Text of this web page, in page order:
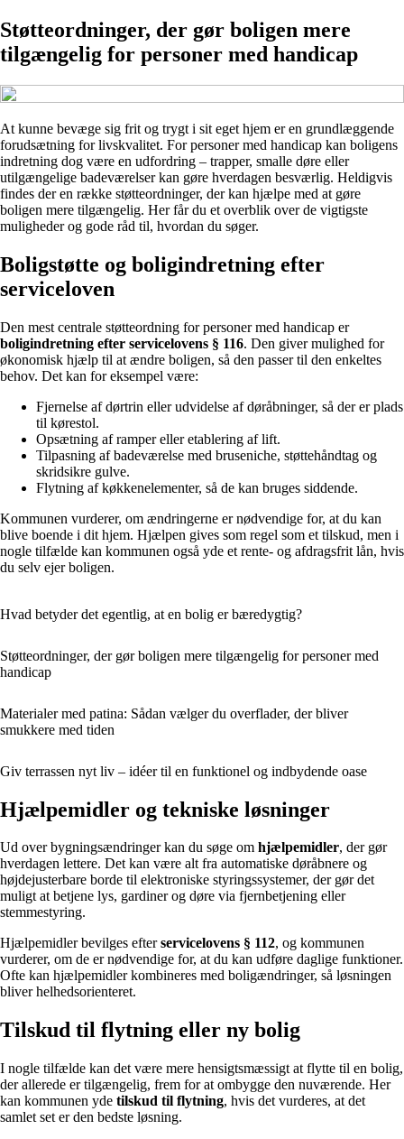
Støtteordninger, der gør boligen mere
tilgængelig for personer med handicap
At kunne bevæge sig frit og trygt i sit eget hjem er en grundlæggende
forudsætning for livskvalitet. For personer med handicap kan boligens
indretning dog være en udfordring – trapper, smalle døre eller
utilgængelige badeværelser kan gøre hverdagen besværlig. Heldigvis
findes der en række støtteordninger, der kan hjælpe med at gøre
boligen mere tilgængelig. Her får du et overblik over de vigtigste
muligheder og gode råd til, hvordan du søger.
Boligstøtte og boligindretning efter
serviceloven
Den mest centrale støtteordning for personer med handicap er
boligindretning efter servicelovens § 116. Den giver mulighed for
økonomisk hjælp til at ændre boligen, så den passer til den enkeltes
behov. Det kan for eksempel være:
Fjernelse af dørtrin eller udvidelse af døråbninger, så der er plads
til kørestol.
Opsætning af ramper eller etablering af lift.
Tilpasning af badeværelse med bruseniche, støttehåndtag og
skridsikre gulve.
Flytning af køkkenelementer, så de kan bruges siddende.
Kommunen vurderer, om ændringerne er nødvendige for, at du kan
blive boende i dit hjem. Hjælpen gives som regel som et tilskud, men i
nogle tilfælde kan kommunen også yde et rente- og afdragsfrit lån, hvis
du selv ejer boligen.
Hvad betyder det egentlig, at en bolig er bæredygtig?
Støtteordninger, der gør boligen mere tilgængelig for personer med
handicap
Materialer med patina: Sådan vælger du overflader, der bliver
smukkere med tiden
Giv terrassen nyt liv – idéer til en funktionel og indbydende oase
Hjælpemidler og tekniske løsninger
Ud over bygningsændringer kan du søge om hjælpemidler, der gør
hverdagen lettere. Det kan være alt fra automatiske døråbnere og
højdejusterbare borde til elektroniske styringssystemer, der gør det
muligt at betjene lys, gardiner og døre via fjernbetjening eller
stemmestyring.
Hjælpemidler bevilges efterservicelovens § 112, og kommunen
vurderer, om de er nødvendige for, at du kan udføre daglige funktioner.
Ofte kan hjælpemidler kombineres med boligændringer, så løsningen
bliver helhedsorienteret.
Tilskud til flytning eller ny bolig
I nogle tilfælde kan det være mere hensigtsmæssigt at flytte til en bolig,
der allerede er tilgængelig, frem for at ombygge den nuværende. Her
kan kommunen yde tilskud til flytning, hvis det vurderes, at det
samlet set er den bedste løsning.